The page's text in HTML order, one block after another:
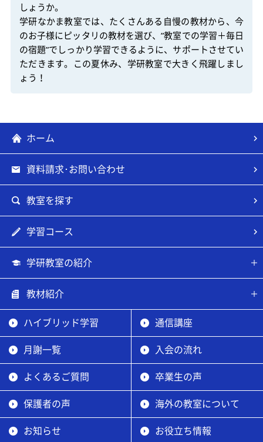
しょうか。
学研なかま教室では、たくさんある自慢の教材から、今
のお子様にピッタリの教材を選び、”教室での学習＋毎日
の宿題”でしっかり学習できるように、サポートさせてい
ただきます。この夏休み、学研教室で大きく飛躍しまし
ょう！
ホーム
資料請求･お問い合わせ
教室を探す
学習コース
学研教室の紹介
教材紹介
ハイブリッド学習 通信講座
月謝一覧 入会の流れ
よくあるご質問 卒業生の声
保護者の声 海外の教室について
お知らせ お役立ち情報